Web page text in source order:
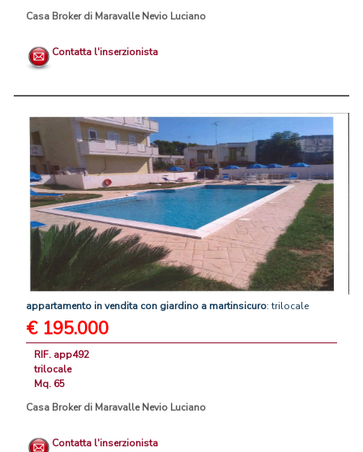
Casa Broker di Maravalle Nevio Luciano
Contatta l'inserzionista
appartamento invendita con giardino a martinsicuro: trilocale
€ 195.000
RIF. app492
trilocale
Mq. 65
Casa Broker di Maravalle Nevio Luciano
Contatta l'inserzionista